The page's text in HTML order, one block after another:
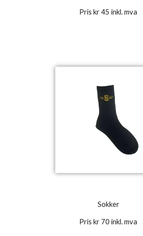
Pris kr 45 inkl. mva
Sokker
Pris kr 70 inkl. mva